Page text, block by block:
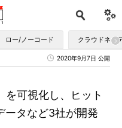
ロー/ノーコード クラウドネイ
2020年9月7日 公開
を可視化し、ヒット
タなど3社が開発